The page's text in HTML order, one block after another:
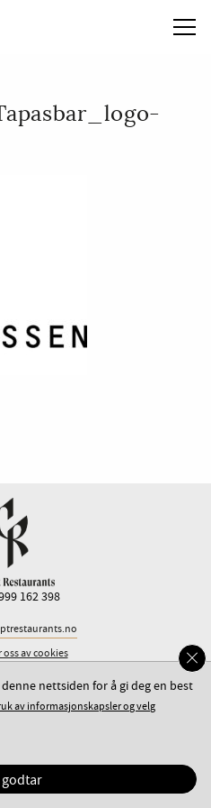
162 398
av cookies
(GDPR)
nettsiden for å gi deg en best
av informasjonskapsler og velg
godtar